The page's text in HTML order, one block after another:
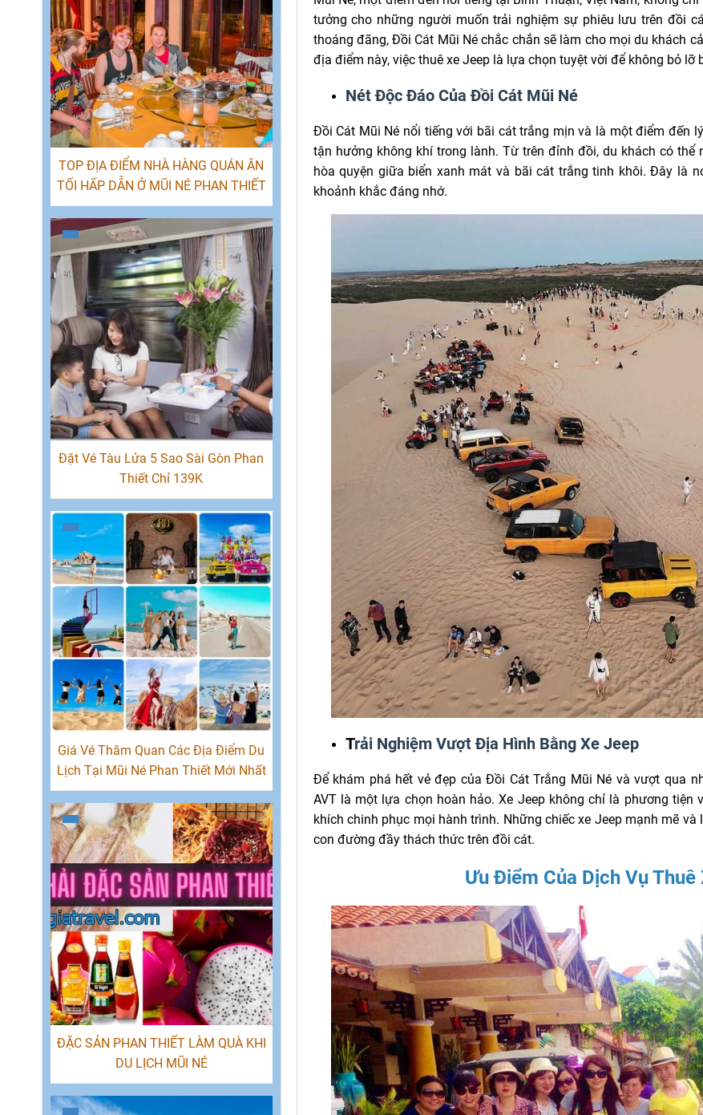
tưởng cho những người muốn trải nghiệm sự phiêu lưu trên đồi
thoáng đãng, Đồi Cát Mũi Né chắc chắn sẽ làm cho mọi du khách
địa điểm này, việc thuê xe Jeep là lựa chọn tuyệt vời để không bỏ lỡ
Nét Độc Đáo Của Đồi Cát Mũi Né
Đồi Cát Mũi Né nổi tiếng với bãi cát trắng mịn và là một điểm đến
tận hưởng không khí trong lành. Từ trên đỉnh đồi, du khách có
hòa quyện giữa biển xanh mát và bãi cát trắng tinh khôi. Đây là
khoảnh khắc đáng nhớ.
Trải Nghiệm Vượt Địa Hình Bằng Xe Jeep
Để khám phá hết vẻ đẹp của Đồi Cát Trắng Mũi Né và vượt qua
AVT là một lựa chọn hoàn hảo. Xe Jeep không chỉ là phương
khích chinh phục mọi hành trình. Những chiếc xe Jeep mạnh mẽ
con đường đầy thách thức trên đồi cát.
Ưu Điểm Của Dịch Vụ
TOP ĐỊA ĐIỂM NHÀ HÀNG QUÁN ĂN
TỐI HẤP DẪN Ở MŨI NÉ PHAN THIẾT
Đặt Vé Tàu Lửa 5 Sao Sài Gòn Phan
Thiết Chỉ 139K
Giá Vé Thăm Quan Các Địa Điểm Du
Lịch Tại Mũi Né Phan Thiết Mới Nhất
ĐẶC SẢN PHAN THIẾT LÀM QUÀ KHI
DU LỊCH MŨI NÉ